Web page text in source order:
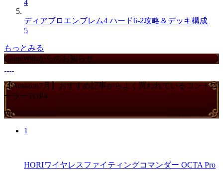
4
ディアブロエンブレム4 ハード6-2攻略＆デッキ構成
5
もっとみる
GameWithからのお知らせ
【Amazon7月】おすすめ記事からよく買われているコントロ
ーラーTOP4
PR
1
HORIワイヤレスファイティングコマンダー OCTA Pro